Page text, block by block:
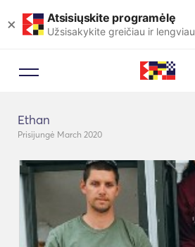
× Atsisiųskite programėlę
Užsisakykite greičiau ir lengviau
Ethan
Prisijungė March 2020